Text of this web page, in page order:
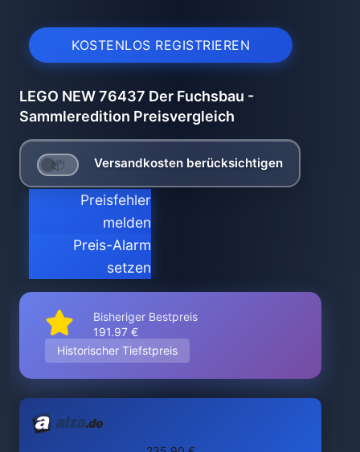
KOSTENLOS REGISTRIEREN
LEGO NEW 76437 Der Fuchsbau -
Sammleredition Preisvergleich
Versandkosten berücksichtigen
Preisfehler
melden
Preis-Alarm
setzen
Bisheriger Bestpreis
191.97 €
Historischer Tiefstpreis